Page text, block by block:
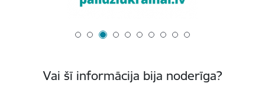
Vai šī informācija bija noderīga?